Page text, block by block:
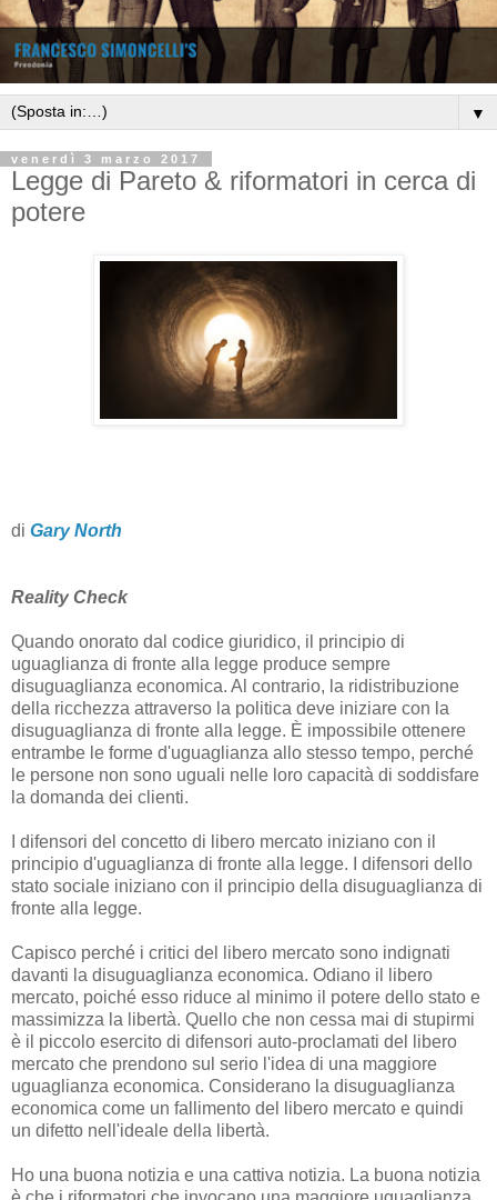
▼
venerdì 3 marzo 2017
Legge di Pareto & riformatori in cerca di
potere
di Gary North
Reality Check
Quando onorato dal codice giuridico, il principio di
uguaglianza di fronte alla legge produce sempre
disuguaglianza economica. Al contrario, la ridistribuzione
della ricchezza attraverso la politica deve iniziare con la
disuguaglianza di fronte alla legge. È impossibile ottenere
entrambe le forme d'uguaglianza allo stesso tempo, perché
le persone non sono uguali nelle loro capacità di soddisfare
la domanda dei clienti.
I difensori del concetto di libero mercato iniziano con il
principio d'uguaglianza di fronte alla legge. I difensori dello
stato sociale iniziano con il principio della disuguaglianza di
fronte alla legge.
Capisco perché i critici del libero mercato sono indignati
davanti la disuguaglianza economica. Odiano il libero
mercato, poiché esso riduce al minimo il potere dello stato e
massimizza la libertà. Quello che non cessa mai di stupirmi
è il piccolo esercito di difensori auto-proclamati del libero
mercato che prendono sul serio l'idea di una maggiore
uguaglianza economica. Considerano la disuguaglianza
economica come un fallimento del libero mercato e quindi
un difetto nell'ideale della libertà.
Ho una buona notizia e una cattiva notizia. La buona notizia